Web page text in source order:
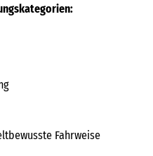
Fahrweise